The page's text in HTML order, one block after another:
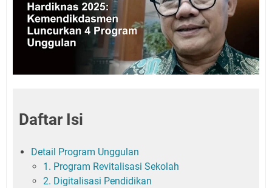
Daftar Isi
Detail Program Unggulan
1. Program Revitalisasi Sekolah
2. Digitalisasi Pendidikan